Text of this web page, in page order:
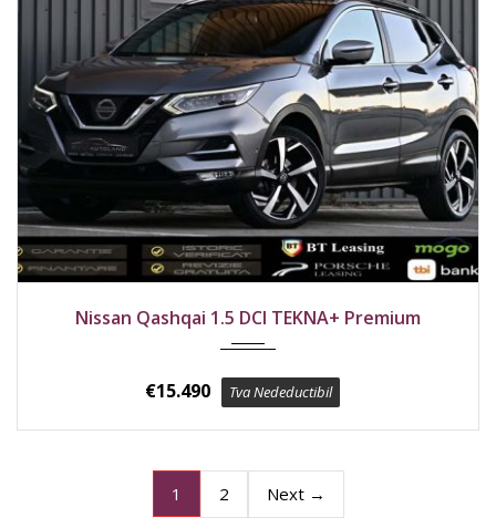
Nissan Qashqai 1.5 DCI TEKNA+ Premium
€15.490 Tva Nedeductibil
1 2 Next →